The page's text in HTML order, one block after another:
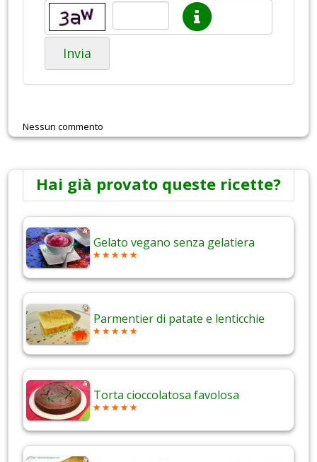
Invia
Nessun commento
Hai già provato queste ricette?
Gelato vegano senza gelatiera
Parmentier di patate e lenticchie
Torta cioccolatosa favolosa